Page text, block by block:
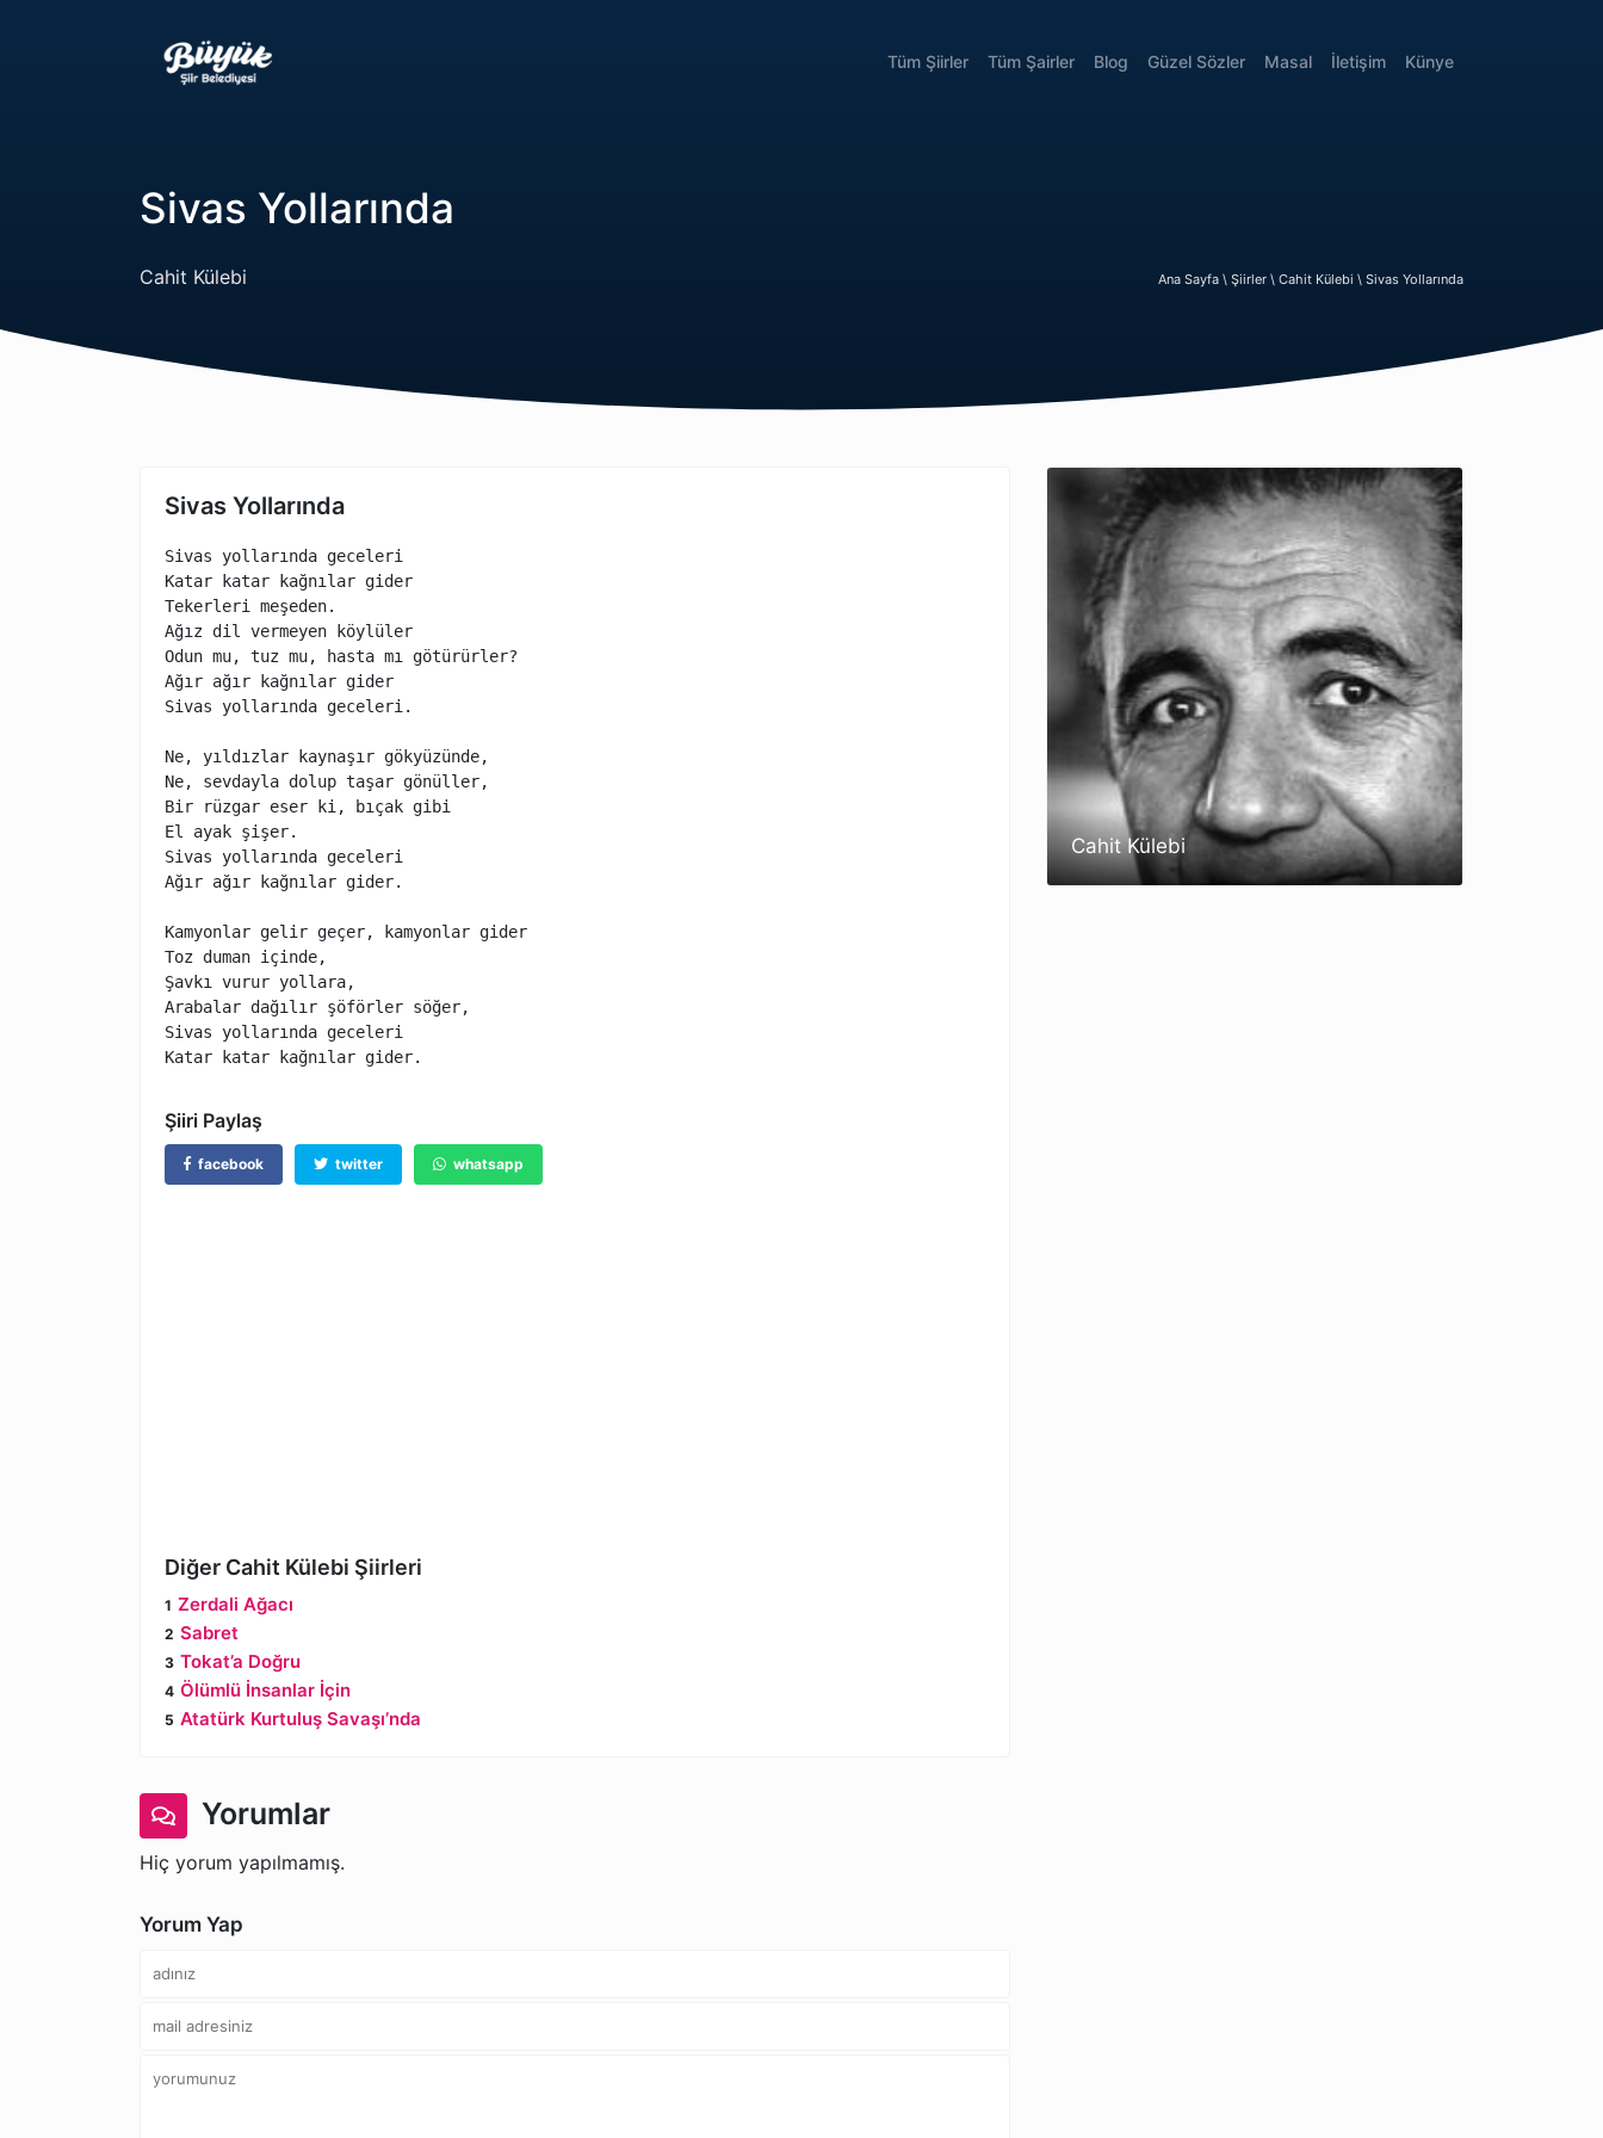
Tüm Şiirler Tüm Şairler Blog Güzel Sözler Masal İletişim Künye
Sivas Yollarında
Cahit Külebi Ana Sayfa \ Şiirler \ Cahit Külebi \ Sivas Yollarında
Sivas Yollarında
Sivas yollarında geceleri
Katar katar kağnılar gider
Tekerleri meşeden.
Ağız dil vermeyen köylüler
Odun mu, tuz mu, hasta mı götürürler?
Ağır ağır kağnılar gider
Sivas yollarında geceleri.
Ne, yıldızlar kaynaşır gökyüzünde,
Ne, sevdayla dolup taşar gönüller,
Bir rüzgar eser ki, bıçak gibi
El ayak şişer.
Sivas yollarında geceleri
Ağır ağır kağnılar gider.
Kamyonlar gelir geçer, kamyonlar gider
Toz duman içinde,
Şavkı vurur yollara,
Arabalar dağılır şöförler söğer,
Sivas yollarında geceleri
Katar katar kağnılar gider.
Şiiri Paylaş
facebook twitter whatsapp
Diğer Cahit Külebi Şiirleri
Zerdali Ağacı
Sabret
Tokat’a Doğru
Ölümlü İnsanlar İçin
Atatürk Kurtuluş Savaşı’nda
Cahit Külebi
Yorumlar
Hiç yorum yapılmamış.
Yorum Yap